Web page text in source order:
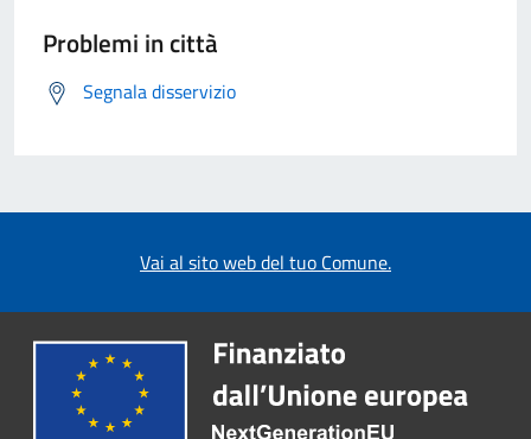
Problemi in città
Segnala disservizio
Vai al sito web del tuo Comune.